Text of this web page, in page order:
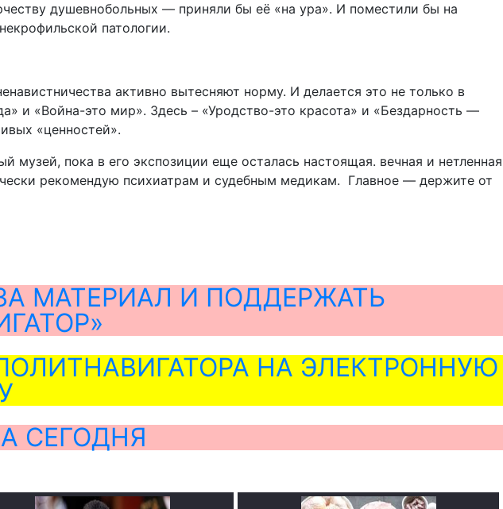
душевнобольных — приняли бы её «на ура». И поместили бы на
патологии.
активно вытесняют норму. И делается это не только в
и «Война-это мир». Здесь – «Уродство-это красота» и «Бездарность —
«ценностей».
пока в его экспозиции еще осталась настоящая. вечная и нетленная
рекомендую психиатрам и судебным медикам. Главное — держите от
МАТЕРИАЛ И ПОДДЕРЖАТЬ
НА ЭЛЕКТРОННУЮ
СЕГОДНЯ